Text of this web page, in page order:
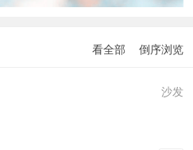
看全部 倒序浏览
沙发